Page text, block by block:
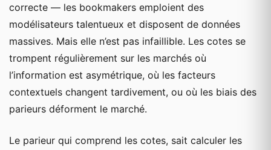
correcte — les bookmakers emploient des
modélisateurs talentueux et disposent de données
massives. Mais elle n’est pas infaillible. Les cotes se
trompent régulièrement sur les marchés où
l’information est asymétrique, où les facteurs
contextuels changent tardivement, ou où les biais des
parieurs déforment le marché.
Le parieur qui comprend les cotes, sait calculer les